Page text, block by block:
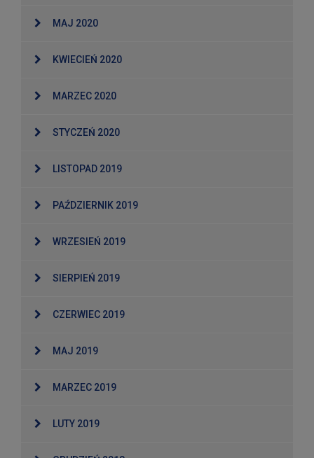
MAJ 2020
KWIECIEŃ 2020
MARZEC 2020
STYCZEŃ 2020
LISTOPAD 2019
PAŹDZIERNIK 2019
WRZESIEŃ 2019
SIERPIEŃ 2019
CZERWIEC 2019
MAJ 2019
MARZEC 2019
LUTY 2019